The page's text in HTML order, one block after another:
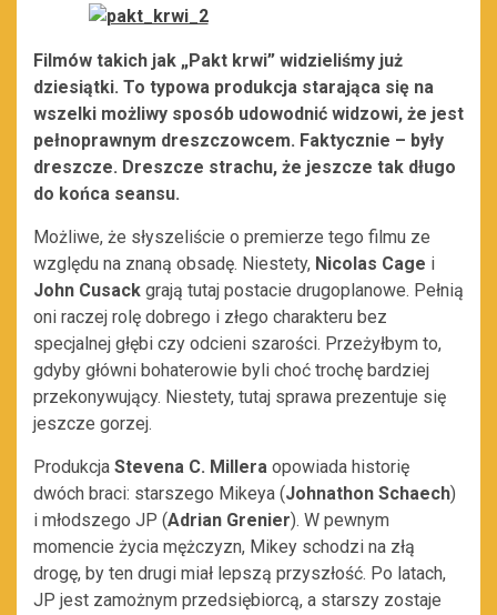
Filmów takich jak „Pakt krwi” widzieliśmy już
dziesiątki. To typowa produkcja starająca się na
wszelki możliwy sposób udowodnić widzowi, że jest
pełnoprawnym dreszczowcem. Faktycznie – były
dreszcze. Dreszcze strachu, że jeszcze tak długo
do końca seansu.
Możliwe, że słyszeliście o premierze tego filmu ze
względu na znaną obsadę. Niestety, Nicolas Cage i
John Cusack grają tutaj postacie drugoplanowe. Pełnią
oni raczej rolę dobrego i złego charakteru bez
specjalnej głębi czy odcieni szarości. Przeżyłbym to,
gdyby główni bohaterowie byli choć trochę bardziej
przekonywujący. Niestety, tutaj sprawa prezentuje się
jeszcze gorzej.
Produkcja Stevena C. Millera opowiada historię
dwóch braci: starszego Mikeya (Johnathon Schaech)
i młodszego JP (Adrian Grenier). W pewnym
momencie życia mężczyzn, Mikey schodzi na złą
drogę, by ten drugi miał lepszą przyszłość. Po latach,
JP jest zamożnym przedsiębiorcą, a starszy zostaje